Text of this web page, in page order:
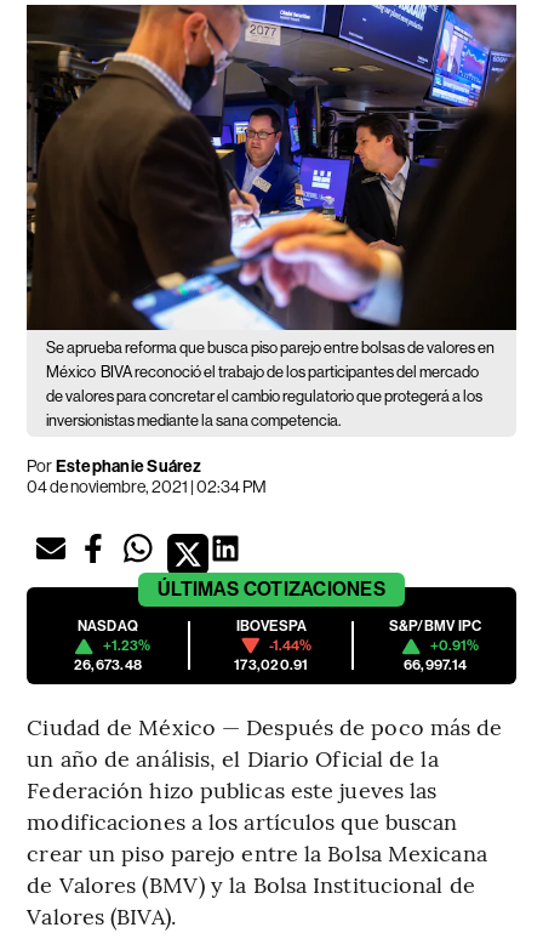
Se aprueba reforma que busca piso parejo entre bolsas de valores en
México BIVA reconoció el trabajo de los participantes del mercado
de valores para concretar el cambio regulatorio que protegerá a los
inversionistas mediante la sana competencia.
PorEstephanie Suárez
04 de noviembre, 2021 | 02:34 PM
ÚLTIMAS COTIZACIONES
NASDAQ
+1.23%
26,673.48
IBOVESPA
-1.44%
173,020.91
S&P/BMV IPC
+0.91%
66,997.14
Ciudad de México — Después de poco más de
un año de análisis, el Diario Oficial de la
Federación hizo publicas este jueves las
modificaciones a los artículos que buscan
crear un piso parejo entre la Bolsa Mexicana
de Valores (BMV) y la Bolsa Institucional de
Valores (BIVA).